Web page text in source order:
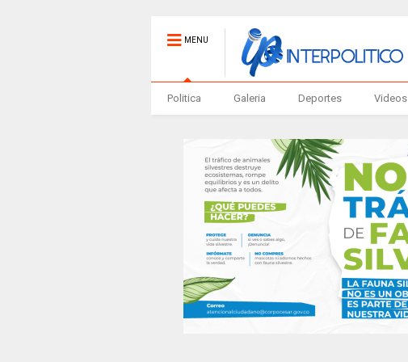
MENU
Politica Galeria Deportes Videos